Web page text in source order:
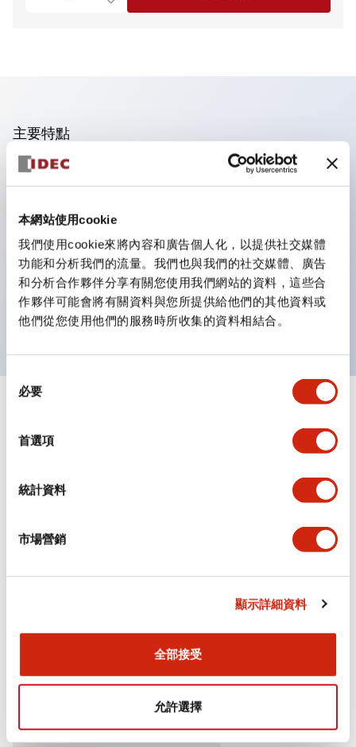
本網站使用cookie
我們使用cookie來將內容和廣告個人化，以提供社交媒體
功能和分析我們的流量。我們也與我們的社交媒體、廣告
和分析合作夥伴分享有關您使用我們網站的資料，這些合
作夥伴可能會將有關資料與您所提供給他們的其他資料或
他們從您使用他們的服務時所收集的資料相結合。
必要
首選項
統計資料
市場營銷
顯示詳細資料
全部接受
允許選擇
主要特點
操作面板的凹凸減少，呈現銳利感。
豐富的顏色變化，也提供帶護罩的黑色邊框
優秀的防水性能。保護結構IP65
按鈕開關、選擇開關、帶鎖選擇開關最多3c接點。
邊框顏色有黑色與金屬色兩種。
LED照明帶來明亮且清晰的照明面
審美規範
環境規範
機械規格
安裝和安裝規範
文件和檔案
型錄和宣傳手冊 CAD檔 認證與標準